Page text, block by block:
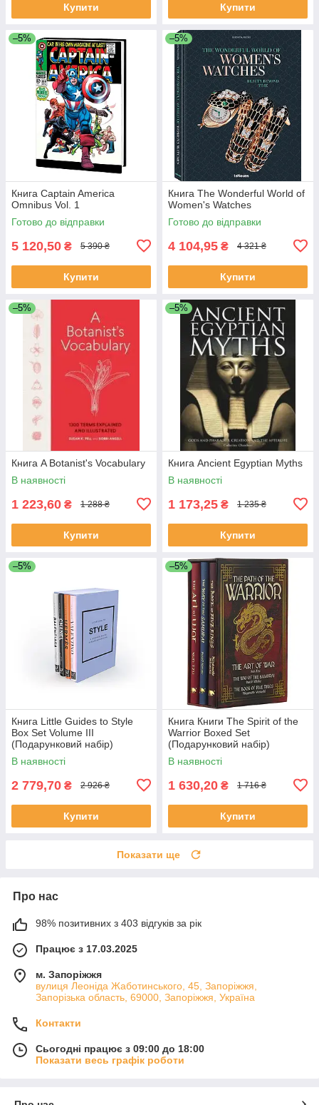
Купити Купити
–5%
Книга Captain America
Omnibus Vol. 1
Готово до відправки
5 120,50 ₴ 5 390 ₴
Купити
–5%
Книга The Wonderful World of
Women's Watches
Готово до відправки
4 104,95 ₴ 4 321 ₴
Купити
–5%
Книга A Botanist's Vocabulary
В наявності
1 223,60 ₴ 1 288 ₴
Купити
–5%
Книга Ancient Egyptian Myths
В наявності
1 173,25 ₴ 1 235 ₴
Купити
–5%
Книга Little Guides to Style
Box Set Volume III
(Подарунковий набір)
В наявності
2 779,70 ₴ 2 926 ₴
Купити
–5%
Книга Книги The Spirit of the
Warrior Boxed Set
(Подарунковий набір)
В наявності
1 630,20 ₴ 1 716 ₴
Купити
Показати ще
Про нас
98% позитивних з 403 відгуків за рік
Працює з 17.03.2025
м. Запоріжжя
вулиця Леоніда Жаботинського, 45, Запоріжжя,
Запорізька область, 69000, Запоріжжя, Україна
Контакти
Сьогодні працює з 09:00 до 18:00
Показати весь графік роботи